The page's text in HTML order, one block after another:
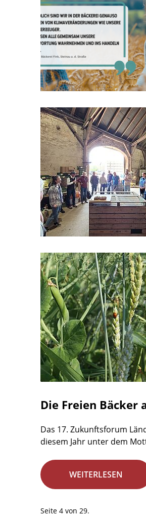
Die Freien
Das 17. Zukunftsforum
diesem Jahr unter dem
WEITERLESEN
Seite 4 von 29.